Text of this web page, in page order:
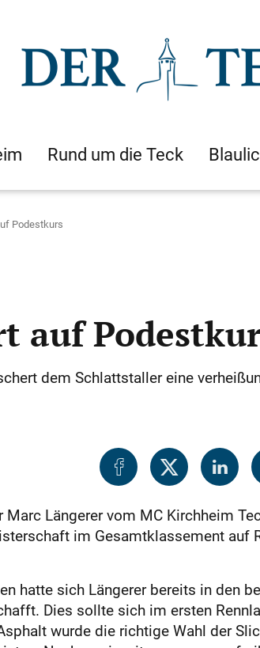
Rund um die Teck
Podestkurs
auf
dem Schlattstaller eine
Längerer vom MC Kirchheim
im Gesamtklassement
hatte sich Längerer bereits in den
Dies sollte sich im ersten
wurde die richtige Wahl der